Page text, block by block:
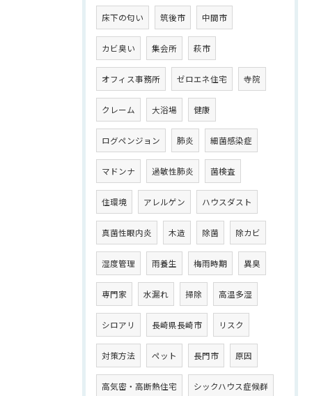
床下の匂い 筑後市 中間市
カビ臭い 集会所 萩市
オフィス事務所 ゼロエネ住宅 寺院
クレーム 大浴場 健康
ログペンジョン 肺炎 細菌感染症
マドンナ 過敏性肺炎 菌検査
住環境 アレルゲン ハウスダスト
真菌性眼内炎 木造 除菌 除カビ
湿度管理 雨養生 梅雨時期 異臭
専門家 水漏れ 掃除 高温多湿
シロアリ 長崎県長崎市 リスク
対策方法 ペット 長門市 原因
高気密・高断熱住宅 シックハウス症候群